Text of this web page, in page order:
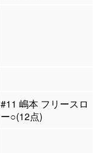
#11 嶋本 フリースロ
ー○(12点)